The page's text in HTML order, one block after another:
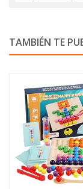
TAMBIÉN TE